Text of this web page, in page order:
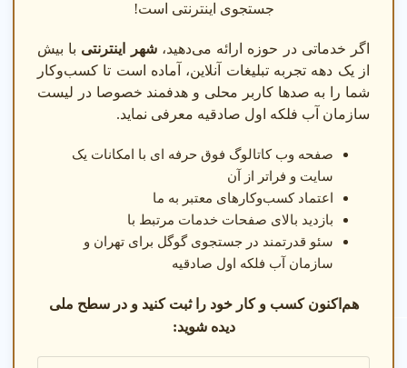
جستجوی اینترنتی است!
اگر خدماتی در حوزه ارائه می‌دهید،شهر اینترنتی با بیش
از یک دهه تجربه تبلیغات آنلاین، آماده است تا کسب‌وکار
شما را به صدها کاربر محلی و هدفمند خصوصا در لیست
سازمان آب فلکه اول صادقیه معرفی نماید.
صفحه وب کاتالوگ فوق حرفه ای با امکانات یک
سایت و فراتر از آن
اعتماد کسب‌وکارهای معتبر به ما
بازدید بالای صفحات خدمات مرتبط با
سئو قدرتمند در جستجوی گوگل برای تهران و
سازمان آب فلکه اول صادقیه
هم‌اکنون کسب و کار خود را ثبت کنید و در سطح ملی
دیده شوید: